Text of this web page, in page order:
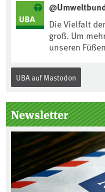
weitere
www.uba.de/
#Klimawandel
Die Vielfalt
groß. Um
unseren
„Boden des
Kuratorium,
Jahres
eigentlich
aktuellen Podcast
reinhören:
https://
interview-
UBA auf Mastodon
Newsletter